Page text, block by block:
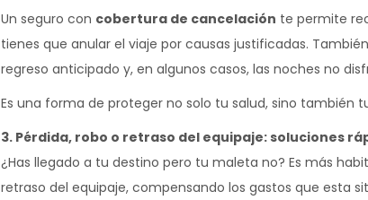
Un seguro con cobertura de cancelación te permite
tienes que anular el viaje por causas justificadas.
regreso anticipado y, en algunos casos, las noches no
Es una forma de proteger no solo tu salud, sino también
3. Pérdida, robo o retraso del equipaje: soluciones
¿Has llegado a tu destino pero tu maleta no? Es más
retraso del equipaje, compensando los gastos que esta